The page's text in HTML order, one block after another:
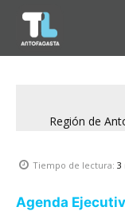
Región de
Tiempo de lectura: 3
Agenda